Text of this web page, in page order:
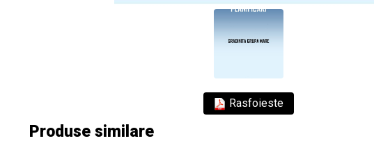
Rasfoieste
Produse similare